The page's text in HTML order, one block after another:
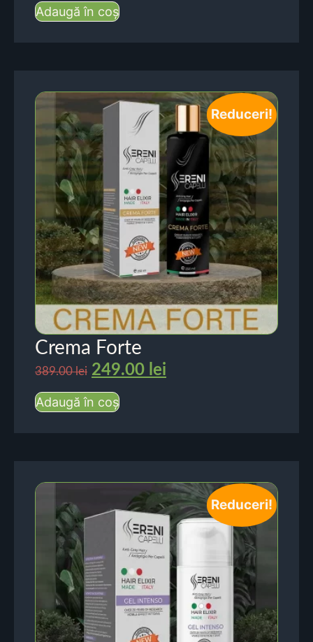
Adaugă în coș
Reduceri!
Crema Forte
389.00lei 249.00 lei
Adaugă în coș
Reduceri!